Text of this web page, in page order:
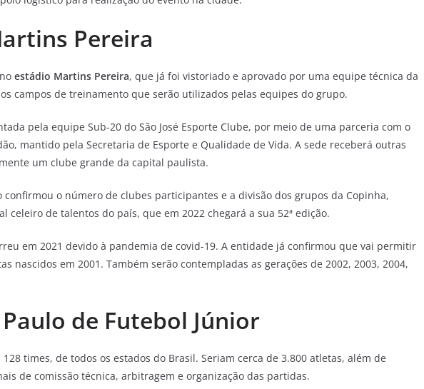
Pereira
estádio Martins Pereira, que já foi vistoriado e aprovado por uma equipe técnica da
campos de treinamento que serão utilizados pelas equipes do grupo.
pela equipe Sub-20 do São José Esporte Clube, por meio de uma parceria com o
mantido pela Secretaria de Esporte e Qualidade de Vida. A sede receberá outras
um clube grande da capital paulista.
confirmou o número de clubes participantes e a divisão dos grupos da Copinha,
celeiro de talentos do país, que em 2022 chegará a sua 52ª edição.
em 2021 devido à pandemia de covid-19. A entidade já confirmou que vai permitir
nascidos em 2001. Também serão contempladas as gerações de 2002, 2003, 2004,
Paulo de Futebol Júnior
times, de todos os estados do Brasil. Seriam cerca de 3.800 atletas, além de
de comissão técnica, arbitragem e organização das partidas.